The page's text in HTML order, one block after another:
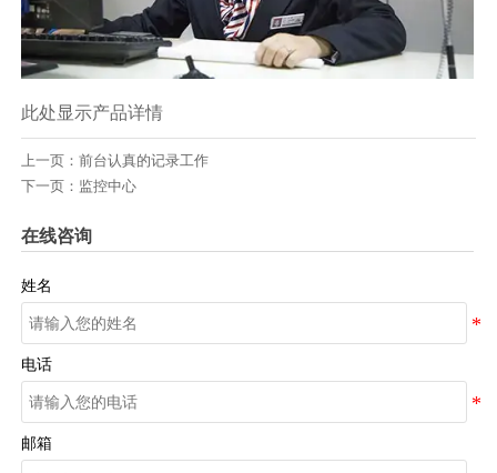
此处显示产品详情
上一页： 前台认真的记录工作
下一页： 监控中心
在线咨询
姓名
电话
邮箱